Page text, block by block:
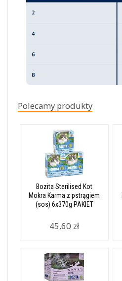
Polecamy produkty
Bozita Sterilised Kot
Mokra Karma z pstrągiem
(sos) 6x370g PAKIET
45,60 zł